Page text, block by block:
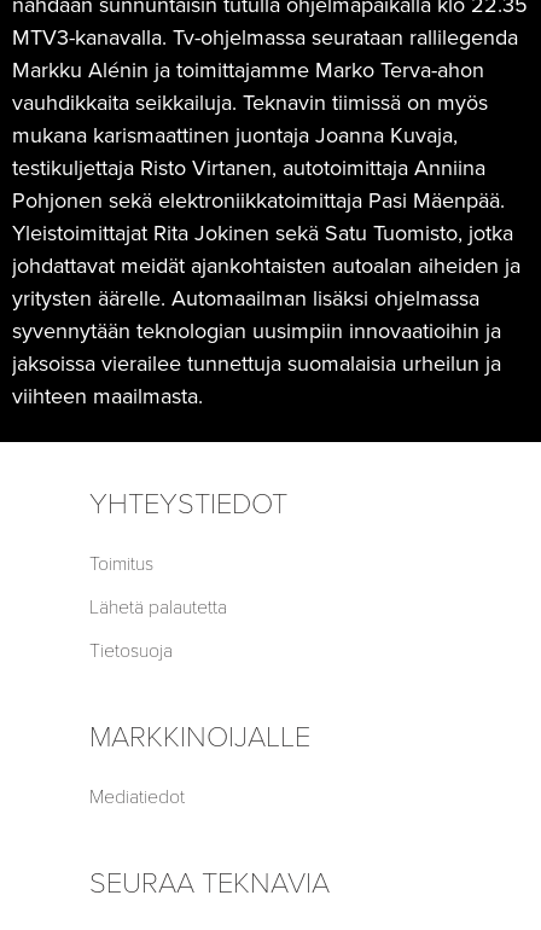
MTV3-kanavalla. Tv-ohjelmassa seurataan rallilegenda
Markku Alénin ja toimittajamme Marko Terva-ahon
vauhdikkaita seikkailuja. Teknavin tiimissä on myös
mukana karismaattinen juontaja Joanna Kuvaja,
testikuljettaja Risto Virtanen, autotoimittaja Anniina
Pohjonen sekä elektroniikkatoimittaja Pasi Mäenpää.
Yleistoimittajat Rita Jokinen sekä Satu Tuomisto, jotka
johdattavat meidät ajankohtaisten autoalan aiheiden ja
yritysten äärelle. Automaailman lisäksi ohjelmassa
syvennytään teknologian uusimpiin innovaatioihin ja
jaksoissa vierailee tunnettuja suomalaisia urheilun ja
viihteen maailmasta.
YHTEYSTIEDOT
Toimitus
Lähetä palautetta
Tietosuoja
MARKKINOIJALLE
Mediatiedot
SEURAA TEKNAVIA